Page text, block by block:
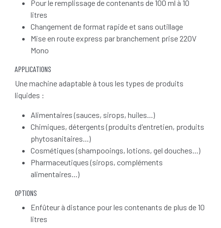
Pour le remplissage de contenants de 100 ml à 10
litres
Changement de format rapide et sans outillage
Mise en route express par branchement prise 220V
Mono
APPLICATIONS
Une machine adaptable à tous les types de produits
liquides :
Alimentaires (sauces, sirops, huiles...)
Chimiques, détergents (produits d'entretien, produits
phytosanitaires...)
Cosmétiques (shampooings, lotions, gel douches...)
Pharmaceutiques (sirops, compléments
alimentaires...)
OPTIONS
Enfûteur à distance pour les contenants de plus de 10
litres